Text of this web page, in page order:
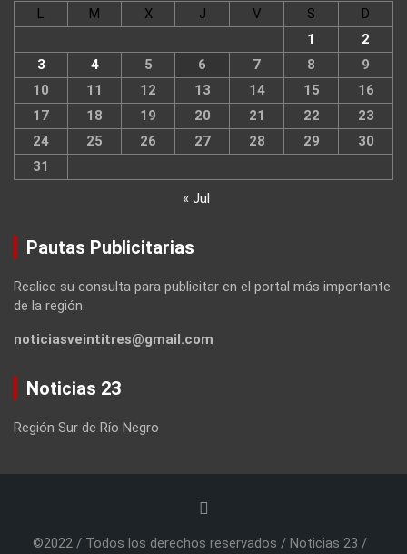
L M X J V S
D
1
2
3
4 5 6 7 8
9
10
11 12 13 14 15
16
17
18 19 20 21 22
23
24
25 26 27 28 29
30
31
« Jul
Pautas Publicitarias
Realice su consulta para publicitar en el portal más importante
de la región.
noticiasveintitres@gmail.com
Noticias 23
Región Sur de Río Negro
©2022 / Todos los derechos reservados / Noticias 23 /